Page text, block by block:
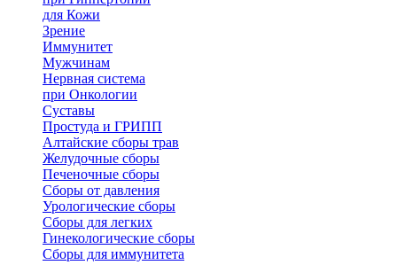
для Кожи
Зрение
Иммунитет
Мужчинам
Нервная система
при Онкологии
Суставы
Простуда и ГРИПП
Алтайские сборы трав
Желудочные сборы
Печеночные сборы
Сборы от давления
Урологические сборы
Сборы для легких
Гинекологические сборы
Сборы для иммунитета